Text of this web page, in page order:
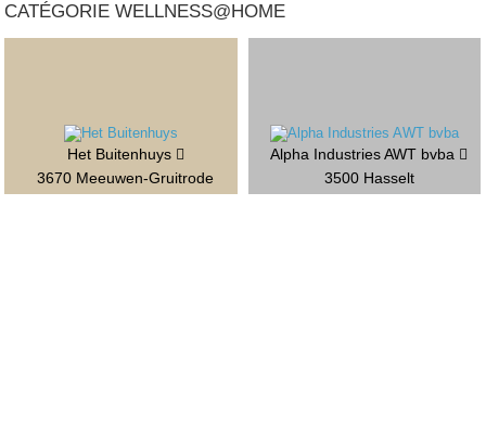
CATÉGORIE WELLNESS@HOME
Het Buitenhuys
3670 Meeuwen-Gruitrode
Alpha Industries AWT bvba
3500 Hasselt